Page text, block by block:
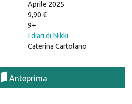
Aprile 2025
9,90 €
9+
I diari di Nikki
Caterina Cartolano
Anteprima